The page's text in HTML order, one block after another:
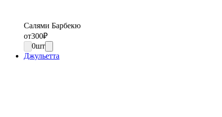
Салями Барбекю
от300₽
0шт
Джульетта